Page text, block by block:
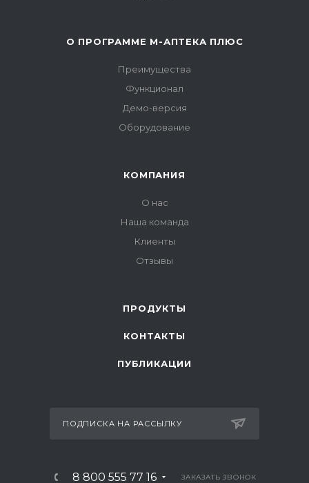
О ПРОГРАММЕ М-АПТЕКА ПЛЮС
Преимущества
Функционал
Демо-версия
Оборудование
КОМПАНИЯ
О нас
Наша команда
Клиенты
Отзывы
ПРОДУКТЫ
КОНТАКТЫ
ПУБЛИКАЦИИ
ПОДПИСКА НА РАССЫЛКУ
8 800 555 77 16 ЗАКАЗАТЬ ЗВОНОК